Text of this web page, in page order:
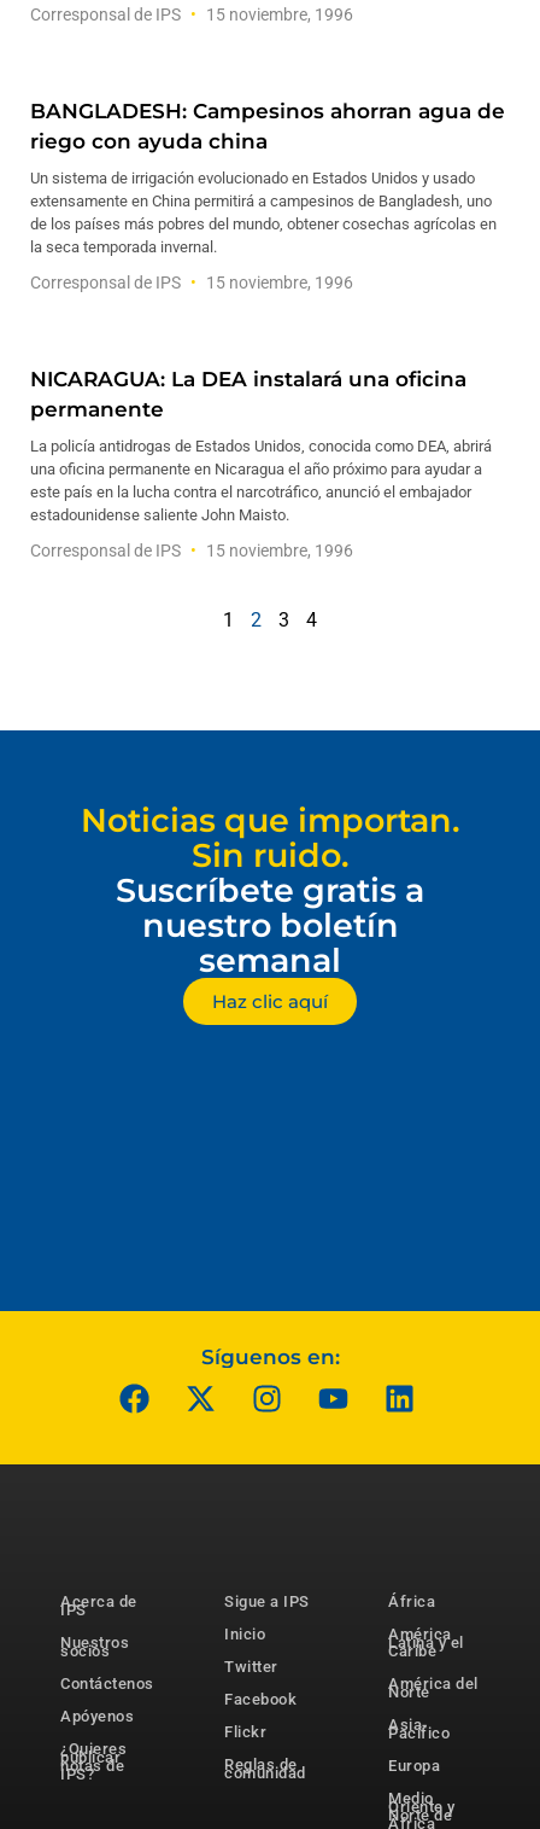
Corresponsal de IPS 15 noviembre, 1996
BANGLADESH: Campesinos ahorran agua de
riego con ayuda china
Un sistema de irrigación evolucionado en Estados Unidos y usado
extensamente en China permitirá a campesinos de Bangladesh, uno
de los países más pobres del mundo, obtener cosechas agrícolas en
la seca temporada invernal.
Corresponsal de IPS 15 noviembre, 1996
NICARAGUA: La DEA instalará una oficina
permanente
La policía antidrogas de Estados Unidos, conocida como DEA, abrirá
una oficina permanente en Nicaragua el año próximo para ayudar a
este país en la lucha contra el narcotráfico, anunció el embajador
estadounidense saliente John Maisto.
Corresponsal de IPS 15 noviembre, 1996
1 2 3 4
Noticias que importan.
Sin ruido.
Suscríbete gratis a
nuestro boletín
semanal
Haz clic aquí
Síguenos en:
Acerca de
IPS
Nuestros
socios
Contáctenos
Apóyenos
¿Quieres
publicar
notas de
IPS?
Sigue a IPS
Inicio
Twitter
Facebook
Flickr
Reglas de
comunidad
África
América
Latina y el
Caribe
América del
Norte
Asia-
Pacífico
Europa
Medio
Oriente y
Norte de
África